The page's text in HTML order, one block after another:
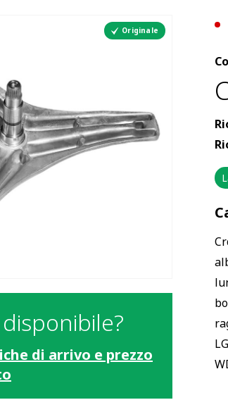
Originale
di arrivo e prezzo